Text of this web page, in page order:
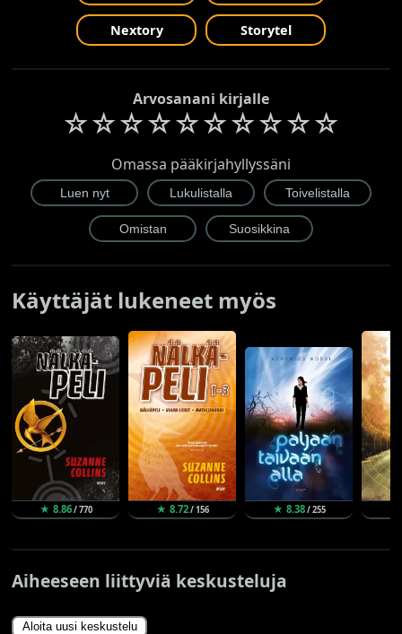
Nextory Storytel
Arvosanani kirjalle
☆☆☆☆☆☆☆☆☆☆
Omassa pääkirjahyllyssäni
Käyttäjät lukeneet myös
★ 8.86/ 770 ★ 8.72/ 156 ★ 8.38/ 255
Aiheeseen liittyviä keskusteluja
Aloita uusi keskustelu